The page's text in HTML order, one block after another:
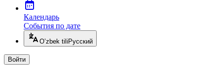
Календарь
События по дате
O’zbek tili Русский
Войти